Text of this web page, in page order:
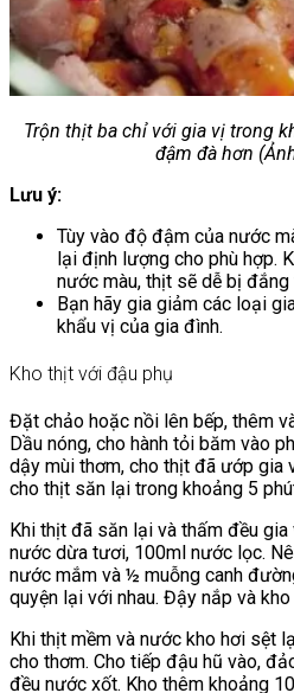
Trộn thịt ba chỉ với gia vị trong
đậm đà hơn
Lưu ý:
Tùy vào độ đậm của nước
lại định lượng cho phù hợp.
nước màu, thịt sẽ dễ bị
Bạn hãy gia giảm các loại
khẩu vị của gia đình.
Kho thịt với đậu phụ
Đặt chảo hoặc nồi lên bếp, thêm
Dầu nóng, cho hành tỏi băm vào
dậy mùi thơm, cho thịt đã ướp gia
cho thịt săn lại trong khoảng 5
Khi thịt đã săn lại và thấm đều
nước dừa tươi, 100ml nước lọc.
nước mắm và ½ muỗng canh
quyện lại với nhau. Đậy nắp và
Khi thịt mềm và nước kho hơi sệt
cho thơm. Cho tiếp đậu hũ vào,
đều nước xốt. Kho thêm khoảng